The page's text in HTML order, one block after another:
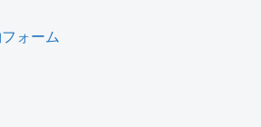
ォーム